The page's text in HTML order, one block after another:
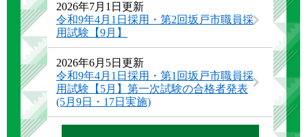
2026年7月1日更新
令和9年4月1日採用・第2回坂戸市職員採
用試験【9月】
2026年6月5日更新
令和9年4月1日採用・第1回坂戸市職員採
用試験【5月】第一次試験の合格者発表
(5月9日・17日実施)